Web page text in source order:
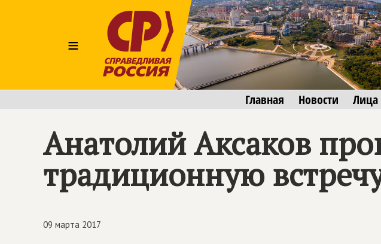
≡
Главная Новости Лица
Анатолий Аксаков
традиционную
09 марта 2017